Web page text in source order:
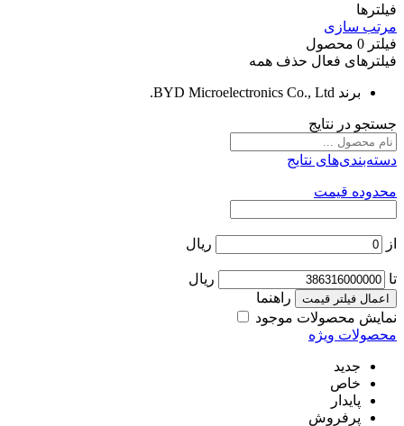
فیلترها
مرتب سازی
فیلتر 0 محصول
فیلترهای فعال حذف همه
برند BYD Microelectronics Co., Ltd.
جستجو در نتایج
دسته‌بندی‌های نتایج
محدوده قیمت
از ریال
تا ریال
اعمال فیلتر قیمت
راهنما
نمایش محصولات موجود
محصولات ویژه
جدید
خاص
پایدار
پرفروش